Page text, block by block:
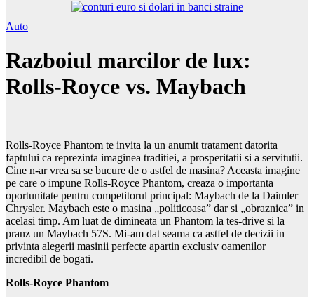
Auto
Razboiul marcilor de lux:
Rolls-Royce vs. Maybach
Rolls-Royce Phantom te invita la un anumit tratament datorita
faptului ca reprezinta imaginea traditiei, a prosperitatii si a servitutii.
Cine n-ar vrea sa se bucure de o astfel de masina? Aceasta imagine
pe care o impune Rolls-Royce Phantom, creaza o importanta
oportunitate pentru competitorul principal: Maybach de la Daimler
Chrysler. Maybach este o masina „politicoasa” dar si „obraznica” in
acelasi timp. Am luat de dimineata un Phantom la tes-drive si la
pranz un Maybach 57S. Mi-am dat seama ca astfel de decizii in
privinta alegerii masinii perfecte apartin exclusiv oamenilor
incredibil de bogati.
Rolls-Royce Phantom